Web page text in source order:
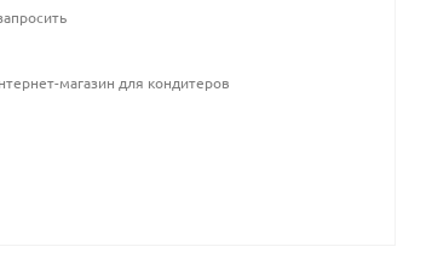
магазин для кондитеров